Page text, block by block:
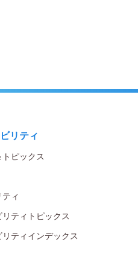
リティ
ピックス
ィ
ティトピックス
ティインデックス